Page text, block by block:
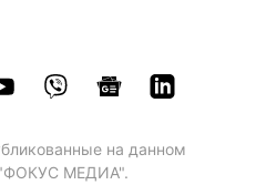
на данном
МЕДИА".